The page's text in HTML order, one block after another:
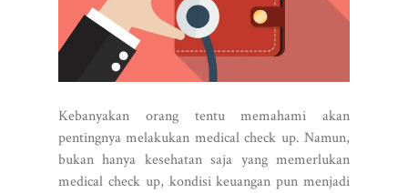
Kebanyakan orang tentu memahami akan
pentingnya melakukan medical check up. Namun,
bukan hanya kesehatan saja yang memerlukan
medical check up, kondisi keuangan pun menjadi